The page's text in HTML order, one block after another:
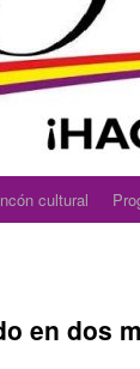
cultural
en dos